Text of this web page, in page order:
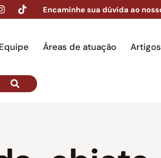
Encaminhe sua dúvida ao
Equipe Áreas de atuação Artigos